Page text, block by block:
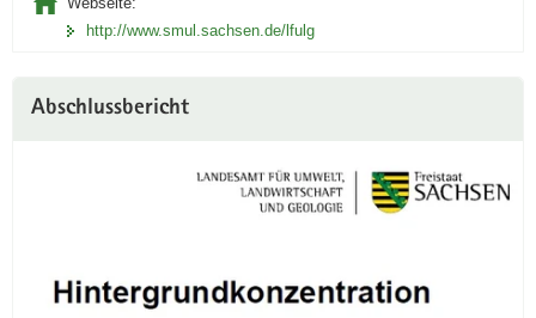
http://www.smul.sachsen.de/lfulg
Abschlussbericht